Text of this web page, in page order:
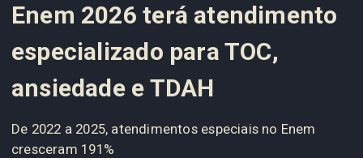
Enem 2026 terá atendimento
especializado para TOC,
ansiedade e TDAH
De 2022 a 2025, atendimentos especiais no Enem
cresceram 191%